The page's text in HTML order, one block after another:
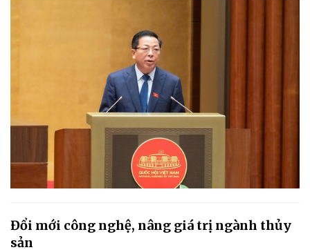
Đổi mới công nghệ, nâng giá trị ngành thủy
sản